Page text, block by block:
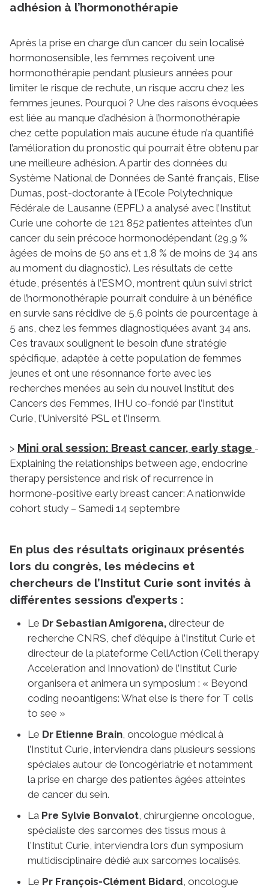
adhésion à l’hormonothérapie
Après la prise en charge d’un cancer du sein localisé
hormonosensible, les femmes reçoivent une
hormonothérapie pendant plusieurs années pour
limiter le risque de rechute, un risque accru chez les
femmes jeunes. Pourquoi ? Une des raisons évoquées
est liée au manque d’adhésion à l’hormonothérapie
chez cette population mais aucune étude n’a quantifié
l’amélioration du pronostic qui pourrait être obtenu par
une meilleure adhésion. A partir des données du
Système National de Données de Santé français, Elise
Dumas, post-doctorante à l’Ecole Polytechnique
Fédérale de Lausanne (EPFL) a analysé avec l’Institut
Curie une cohorte de 121 852 patientes atteintes d'un
cancer du sein précoce hormonodépendant (29,9 %
âgées de moins de 50 ans et 1,8 % de moins de 34 ans
au moment du diagnostic). Les résultats de cette
étude, présentés à l’ESMO, montrent qu’un suivi strict
de l’hormonothérapie pourrait conduire à un bénéfice
en survie sans récidive de 5,6 points de pourcentage à
5 ans, chez les femmes diagnostiquées avant 34 ans.
Ces travaux soulignent le besoin d’une stratégie
spécifique, adaptée à cette population de femmes
jeunes et ont une résonnance forte avec les
recherches menées au sein du nouvel Institut des
Cancers des Femmes, IHU co-fondé par l’Institut
Curie, l’Université PSL et l’Inserm.
> Mini oral session: Breast cancer, early stage -
Explaining the relationships between age, endocrine
therapy persistence and risk of recurrence in
hormone-positive early breast cancer: A nationwide
cohort study – Samedi 14 septembre
En plus des résultats originaux présentés
lors du congrès, les médecins et
chercheurs de l’Institut Curie sont invités à
différentes sessions d’experts :
Le Dr Sebastian Amigorena, directeur de
recherche CNRS, chef d’équipe à l’Institut Curie et
directeur de la plateforme CellAction (Cell therapy
Acceleration and Innovation) de l’Institut Curie
organisera et animera un symposium : « Beyond
coding neoantigens: What else is there for T cells
to see »
Le Dr Etienne Brain , oncologue médical à
l’Institut Curie, interviendra dans plusieurs sessions
spéciales autour de l’oncogériatrie et notamment
la prise en charge des patientes âgées atteintes
de cancer du sein.
La Pre Sylvie Bonvalot , chirurgienne oncologue,
spécialiste des sarcomes des tissus mous à
l'Institut Curie, interviendra lors d’un symposium
multidisciplinaire dédié aux sarcomes localisés.
Le Pr François-Clément Bidard , oncologue